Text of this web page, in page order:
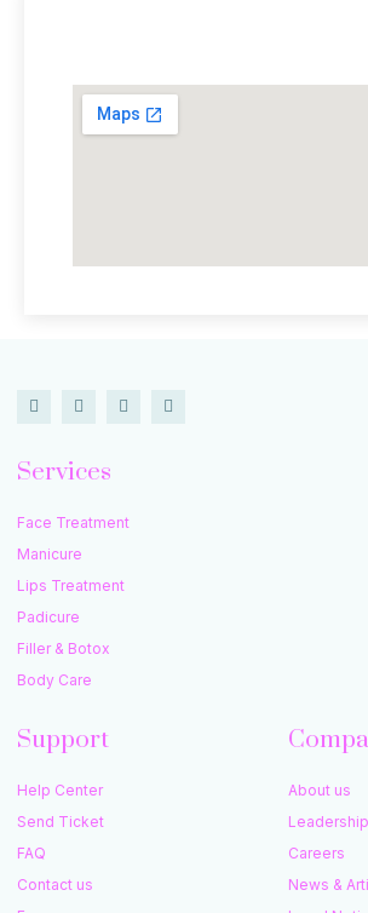
Services
Face Treatment
Manicure
Lips Treatment
Padicure
Filler & Botox
Body Care
Support
Help Center
Send Ticket
FAQ
Contact us
About us
Leadership
Careers
News &